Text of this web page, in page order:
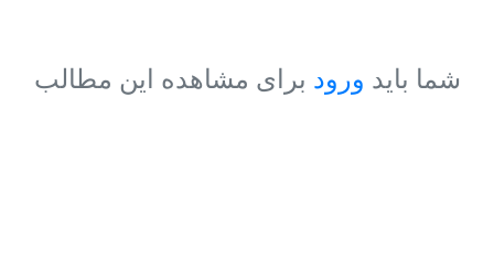
شما باید ورود برای مشاهده این مطالب